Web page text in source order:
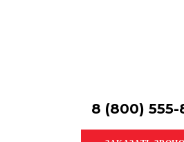
8 (800) 555-